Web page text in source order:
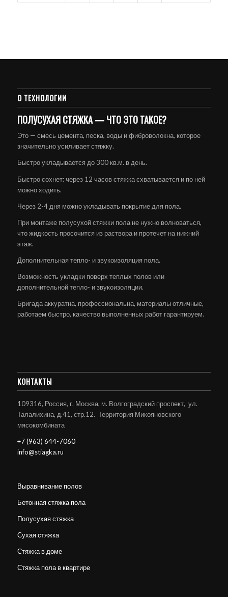
О ТЕХНОЛОГИИ
ПОЛУСУХАЯ СТЯЖКА — ЧТО ЭТО ТАКОЕ?
Это — смесь цемента, песка, воды и фиброволокна, которое
значительно усиливает стяжку.
Быстро укладывается до 300 кв.м. в день.
Быстро сохнет: через 12 часов стяжка схватывается и по ней
можно ходить.
Через 2-4 дня можно укладывать покрытие для пола.
При монтаже полусухой стяжки пола не нужно волноваться,
что жидкость просочится из раствора и протечет на нижний
этаж.
Дополнительная тепло- и звукоизоляция пола.
Возможность укладки поверх теплых полов или
дополнительной тепло- и звукоизоляции.
Бригада аккуратна, профессиональна, материалы отличные,
работаем быстро, качество выполненных работ гарантируем.
КОНТАКТЫ
109316, Россия, г. Москва, м. Волгоградский проспект, ул.
Талалихина, д.41, стр.12. Территория Микояновского
мясокомбината
+7 (963) 644-7060
info@stiagka.ru
Выравнивание полов
Бетонная стяжка пола
Полусухая стяжка
Сухая стяжка
Стяжка в доме
Стяжка пола в квартире